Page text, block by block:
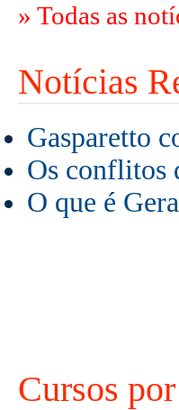
» Todas as
Notícias
Gasparetto
Os conflitos
O que é
Cursos